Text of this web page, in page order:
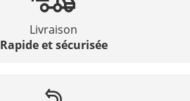
Livraison
Rapide et sécurisée